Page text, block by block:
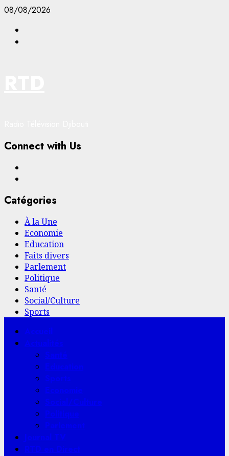
Aller
contenu
08/08/2026
Connect with Us
Catégories
À la Une
Economie
Education
Faits divers
Parlement
Politique
Santé
Social/Culture
Sports
Menu
principal
Accueil
Actualités
Santé
Education
Sports
Economie
Social/Culture
Politique
Parlement
Journal TV
RTD en Direct